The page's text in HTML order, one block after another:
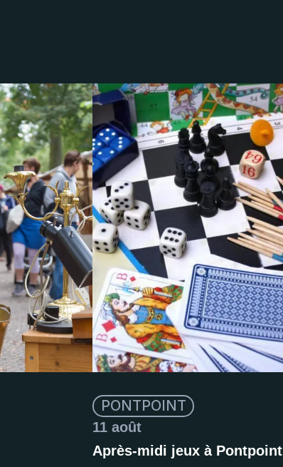
Après-midi jeux à Pontpoint
PONTPOINT
11 août